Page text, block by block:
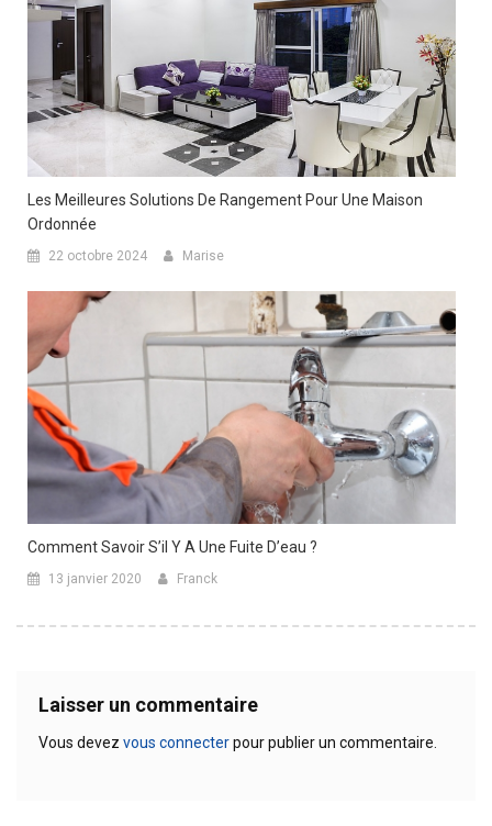
Les Meilleures Solutions De Rangement Pour Une Maison
Ordonnée
22 octobre 2024 Marise
Comment Savoir S’il Y A Une Fuite D’eau ?
13 janvier 2020 Franck
Laisser un commentaire
Vous devez vous connecterpour publier un commentaire.